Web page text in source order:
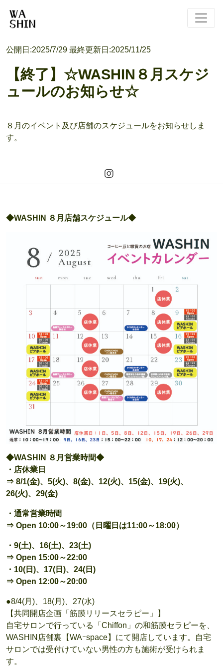
公開日:2025/7/29 最終更新日:2025/11/25
【終了】☆WASHIN８月スケジ
ュールのお知らせ☆
８月のイベント及び店舗のスケジュールをお知らせしま
す。
◆WASHIN ８月店舗スケジュール◆
◆WASHIN ８月営業時間◆
・店休業日
⇒ 8/1(金)、5(火)、8(金)、12(火)、15(金)、19(火)、
26(火)、29(金)
・通常営業時間
⇒ Open 10:00～19:00（日曜日は11:00～18:00）
・9(土)、16(土)、23(土)
⇒ Open 15:00～22:00
・10(日)、17(日)、24(日)
⇒ Open 12:00～20:00
●8/4(月)、18(月)、27(水)
【共同開店企画「筋膜リリースセラピー」】
自宅サロンで行っている「Chiffon」の和筋膜セラピーを、
WASHIN店舗裏【WAｰspace】にて開店しています。自宅
サロンでは受付けていない男性の方も施術が受けられま
す。